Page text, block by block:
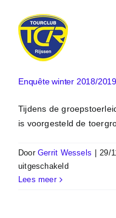
inhoud
Enquête winter 2018/2019
Tijdens de
is voorgesteld de
DoorGerrit Wessels 29/
uitgeschakeldvoor
Lees meer